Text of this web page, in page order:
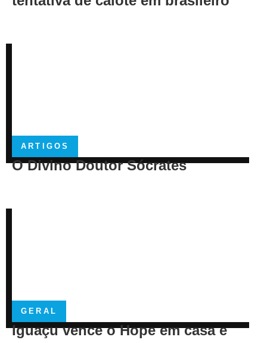
ARTIGOS
O Divino Doutor Sócrates
GERAL
Iguaçu vence o Hope em casa e